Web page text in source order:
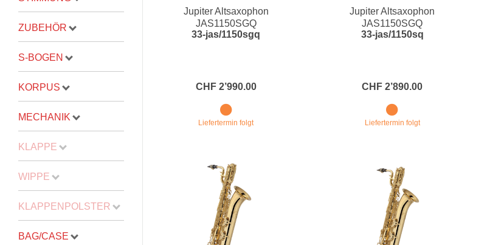
ZUBEHÖR
S-BOGEN
KORPUS
MECHANIK
KLAPPE
WIPPE
KLAPPENPOLSTER
BAG/CASE
Jupiter Altsaxophon
JAS1150SGQ
33-jas/1150sgq
CHF 2’990.00
Liefertermin folgt
Jupiter Altsaxophon
JAS1150SGQ
33-jas/1150sq
CHF 2’890.00
Liefertermin folgt